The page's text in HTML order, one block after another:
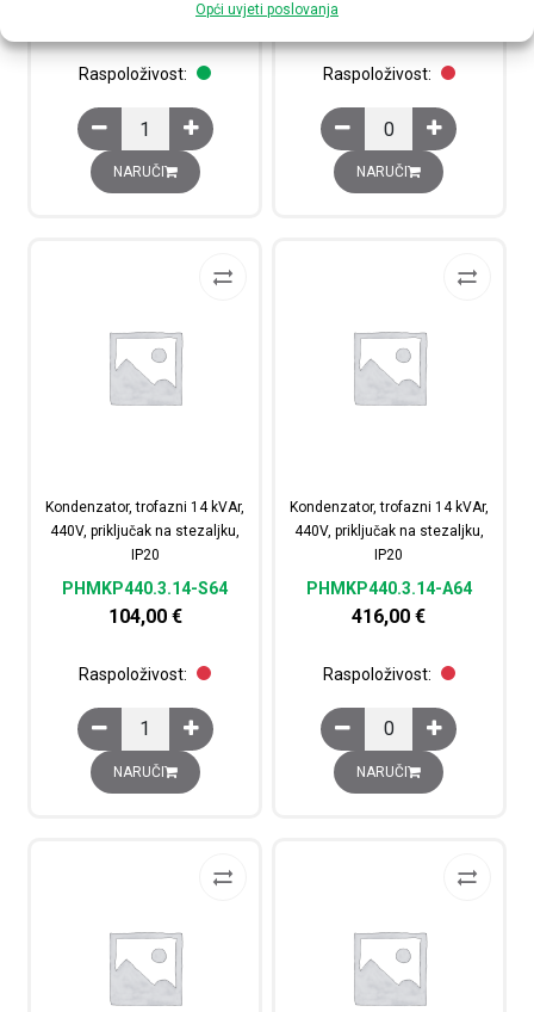
Opći uvjeti poslovanja
Raspoloživost:
Kondenzator, trofazni 10 kVAr, 440V, opružni priključak
NARUČI
Raspoloživost:
Kondenzator, trofazni
NARUČI
Kondenzator, trofazni 14 kVAr,
440V, priključak na stezaljku,
IP20
PHMKP440.3.14-S64
104,00 €
Raspoloživost:
Kondenzator, trofazni 14 kVAr, 440V, priključak na
NARUČI
Kondenzator, trofazni 14 kVAr,
440V, priključak na stezaljku,
IP20
PHMKP440.3.14-A64
416,00€
Raspoloživost:
Kondenzator,
NARUČI